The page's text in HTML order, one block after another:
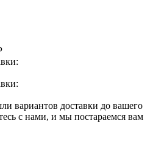
вариантов доставки до вашего
с нами, и мы постараемся вам